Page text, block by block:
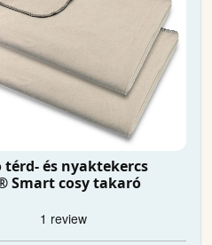
térd- és nyaktekercs
Smart cosy takaró